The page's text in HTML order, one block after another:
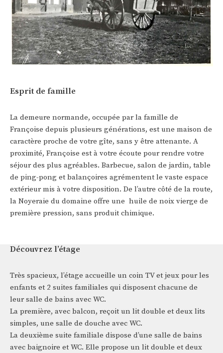
Esprit de famille
La demeure normande, occupée par la famille de
Françoise depuis plusieurs générations, est une maison de
caractère proche de votre gîte, sans y être attenante. A
proximité, Françoise est à votre écoute pour rendre votre
séjour des plus agréables. Barbecue, salon de jardin, table
de ping-pong et balançoires agrémentent le vaste espace
extérieur mis à votre disposition. De l’autre côté de la route,
la Noyeraie du domaine offre une huile de noix vierge de
première pression, sans produit chimique.
Découvrez l’étage
Très spacieux, l’étage accueille un coin TV et jeux pour les
enfants et 2 suites familiales qui disposent chacune de
leur salle de bains avec WC.
La première, avec balcon, reçoit un lit double et deux lits
simples, une salle de douche avec WC.
La deuxième suite familiale dispose d’une salle de bains
avec baignoire et WC. Elle propose un lit double et deux